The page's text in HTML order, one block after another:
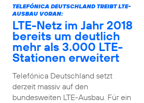
TELEFÓNICA DEUTSCHLAND TREIBT LTE-
AUSBAU VORAN:
LTE-Netz im Jahr 2018
bereits um deutlich
mehr als 3.000 LTE-
Stationen erweitert
Telefónica Deutschland setzt
derzeit massiv auf den
bundesweiten LTE-Ausbau. Für ein